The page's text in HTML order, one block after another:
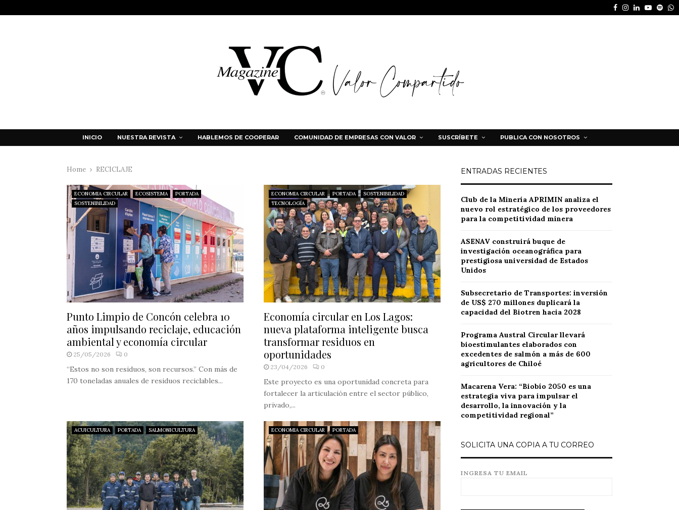
Facebook
Instagram
LinkedinYoutube
INICIO NUESTRA REVISTA HABLEMOS DE COOPERAR COMUNIDAD DE EMPRESAS CON VALOR SUSCRÍBETE PUBLICA CON NOSOTROS
Home RECICLAJE
ECONOMIA CIRCULAR ECOSISTEMA
PORTADA
SOSTENIBILIDAD
Punto Limpio de Concón celebra 10
años impulsando reciclaje, educación
ambiental y economía circular
25/05/2026 0
“Estos no son residuos, son recursos.” Con más de
170 toneladas anuales de residuos reciclables...
ECONOMIA CIRCULAR PORTADA
SOSTENIBILIDAD
TECNOLOGÍA
Economía circular en Los Lagos:
nueva plataforma inteligente busca
transformar residuos en
oportunidades
23/04/2026 0
Este proyecto es una oportunidad concreta para
fortalecer la articulación entre el sector público,
privado,...
ACUICULTURA PORTADA SALMONICULTURA ECONOMIA CIRCULAR PORTADA
ENTRADAS RECIENTES
Club de la Minería APRIMIN analiza el
nuevo rol estratégico de los proveedores
para la competitividad minera
ASENAV construirá buque de
investigación oceanográfica para
prestigiosa universidad de Estados
Unidos
Subsecretario de Transportes: inversión
de US$ 270 millones duplicará la
capacidad del Biotren hacia 2028
Programa Austral Circular llevará
bioestimulantes elaborados con
excedentes de salmón a más de 600
agricultores de Chiloé
Macarena Vera: “Biobío 2050 es una
estrategia viva para impulsar el
desarrollo, la innovación y la
competitividad regional”
SOLICITA UNA COPIA A TU CORREO
INGRESA TU EMAIL